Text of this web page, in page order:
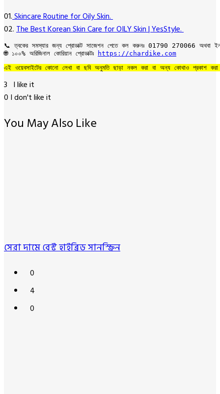
01.Skincare Routine for Oily Skin.
02.The Best Korean Skin Care for OILY Skin | YesStyle.
📞 ত্বকের সমস্যার জন্য প্রোডাক্ট সাজেশন পেতে কল করুনঃ 01790 270066 অথবা
🌐 ১০০% অরিজিনাল কোরিয়ান প্রোডাক্টঃ
https://chardike.com
এই ওয়েবসাইটের কোনো লেখা বা ছবি অনুমতি ছাড়া নকল করা বা অন্য কোথাও প্রকাশ
3 I like it
0 I don't like it
You May Also Like
সেরা দামে বেস্ট হাইব্রিড সানস্ক্রিন
0
4
0